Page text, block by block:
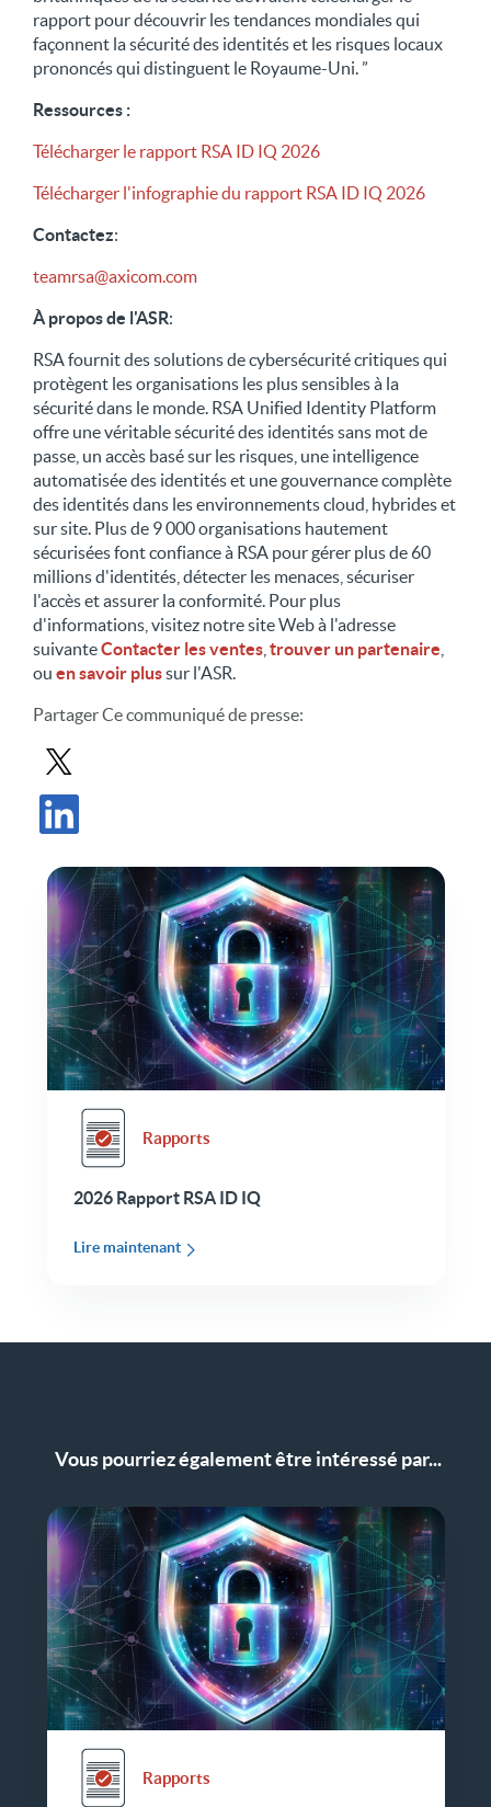
rapport pour découvrir les tendances mondiales qui
façonnent la sécurité des identités et les risques locaux
prononcés qui distinguent le Royaume-Uni. ”
Ressources :
Télécharger le rapport RSA ID IQ 2026
Télécharger l'infographie du rapport RSA ID IQ 2026
Contactez:
teamrsa@axicom.com
À propos de l'ASR:
RSA fournit des solutions de cybersécurité critiques qui
protègent les organisations les plus sensibles à la
sécurité dans le monde. RSA Unified Identity Platform
offre une véritable sécurité des identités sans mot de
passe, un accès basé sur les risques, une intelligence
automatisée des identités et une gouvernance complète
des identités dans les environnements cloud, hybrides et
sur site. Plus de 9 000 organisations hautement
sécurisées font confiance à RSA pour gérer plus de 60
millions d'identités, détecter les menaces, sécuriser
l'accès et assurer la conformité. Pour plus
d'informations, visitez notre site Web à l'adresse
suivanteContacter les ventes trouver un partenaire
ou en savoir plussur l'ASR.
PartagerCe communiqué de presse:
Partager le communiqué de presse dans X
Rapports
2026 Rapport RSA ID IQ
Lire maintenant
Vous pourriez également être intéressé par...
Rapports